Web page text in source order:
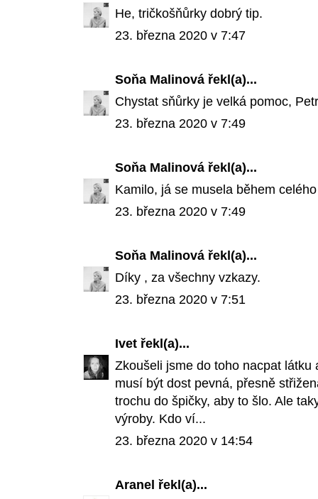
He, tričkošňůrky dobrý tip.
23. března 2020 v 7:47
Soňa Malinová řekl(a)...
Chystat sňůrky je velká pomoc,
23. března 2020 v 7:49
Soňa Malinová řekl(a)...
Kamilo, já se musela během
23. března 2020 v 7:49
Soňa Malinová řekl(a)...
Díky , za všechny vzkazy.
23. března 2020 v 7:51
Ivet řekl(a)...
Zkoušeli jsme do toho nacpat
musí být dost pevná, přesně
trochu do špičky, aby to šlo. Ale
výroby. Kdo ví...
23. března 2020 v 14:54
Aranel řekl(a)...